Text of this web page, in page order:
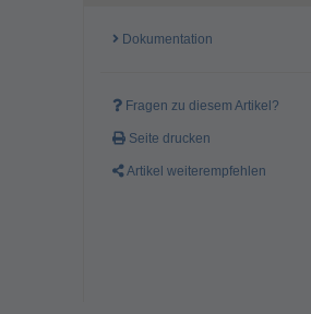
Dokumentation
Fragen zu diesem Artikel?
Seite drucken
Artikel weiterempfehlen